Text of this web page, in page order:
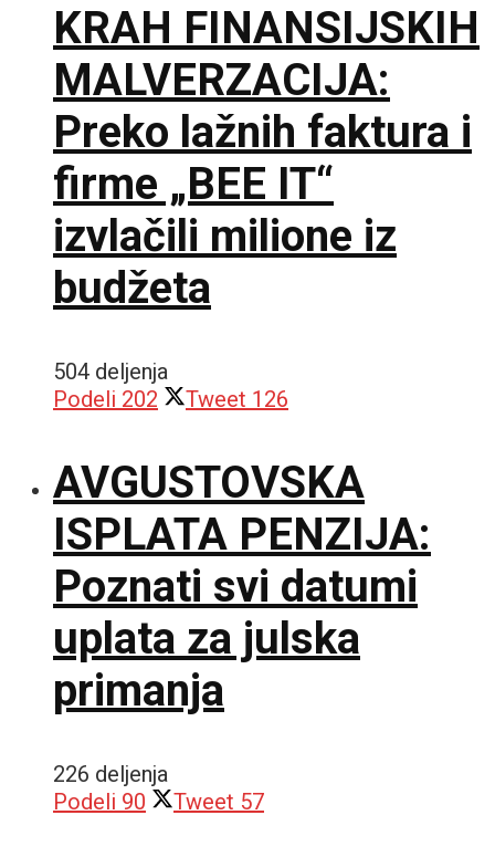
KRAH FINANSIJSKIH
MALVERZACIJA:
Preko lažnih faktura i
firme „BEE IT“
izvlačili milione iz
budžeta
504 deljenja
Podeli 202 Tweet 126
AVGUSTOVSKA
ISPLATA PENZIJA:
Poznati svi datumi
uplata za julska
primanja
226 deljenja
Podeli 90 Tweet 57